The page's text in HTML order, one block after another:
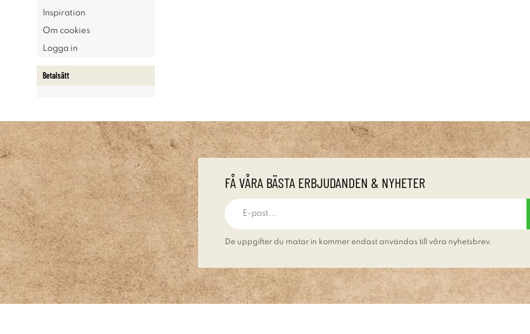
Inspiration
Om cookies
Logga in
Betalsätt
FÅ VÅRA BÄSTA ERBJUDANDEN & NYHETER
De uppgifter du matar in kommer endast användas till våra nyhetsbrev.